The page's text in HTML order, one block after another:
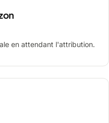
en attendant l'attribution.